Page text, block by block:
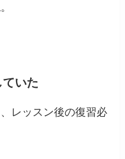
いた
レッスン後の復習必